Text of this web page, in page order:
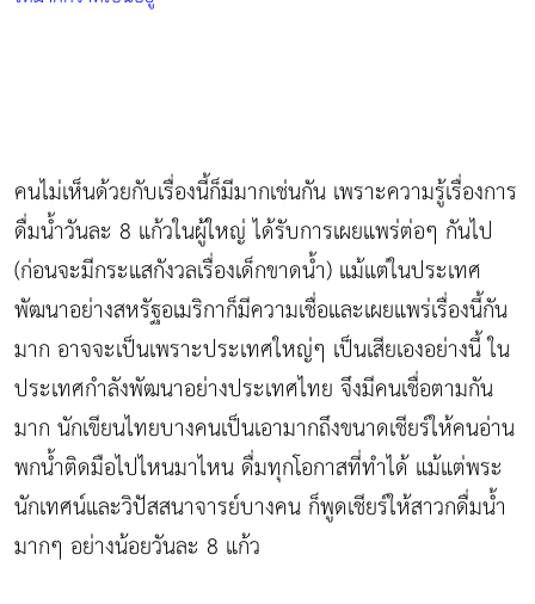
คนไม่เห็นด้วยกับเรื่องนี้ก็มีมากเช่นกัน เพราะความรู้เรื่องการ
ดื่มน้ำวันละ 8 แก้วในผู้ใหญ่ ได้รับการเผยแพร่ต่อๆ กันไป
(ก่อนจะมีกระแสกังวลเรื่องเด็กขาดน้ำ) แม้แต่ในประเทศ
พัฒนาอย่างสหรัฐอเมริกาก็มีความเชื่อและเผยแพร่เรื่องนี้กัน
มาก อาจจะเป็นเพราะประเทศใหญ่ๆ เป็นเสียเองอย่างนี้ ใน
ประเทศกำลังพัฒนาอย่างประเทศไทย จึงมีคนเชื่อตามกัน
มาก นักเขียนไทยบางคนเป็นเอามากถึงขนาดเชียร์ให้คนอ่าน
พกน้ำติดมือไปไหนมาไหน ดื่มทุกโอกาสที่ทำได้ แม้แต่พระ
นักเทศน์และวิปัสสนาจารย์บางคน ก็พูดเชียร์ให้สาวกดื่มน้ำ
มากๆ อย่างน้อยวันละ 8 แก้ว